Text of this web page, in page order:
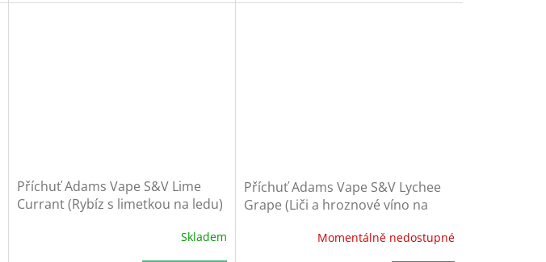
Příchuť Adams Vape S&V Lime
Currant (Rybíz s limetkou na ledu)
Skladem
Příchuť Adams Vape S&V Lychee
Grape (Liči a hroznové víno na
Momentálně nedostupné